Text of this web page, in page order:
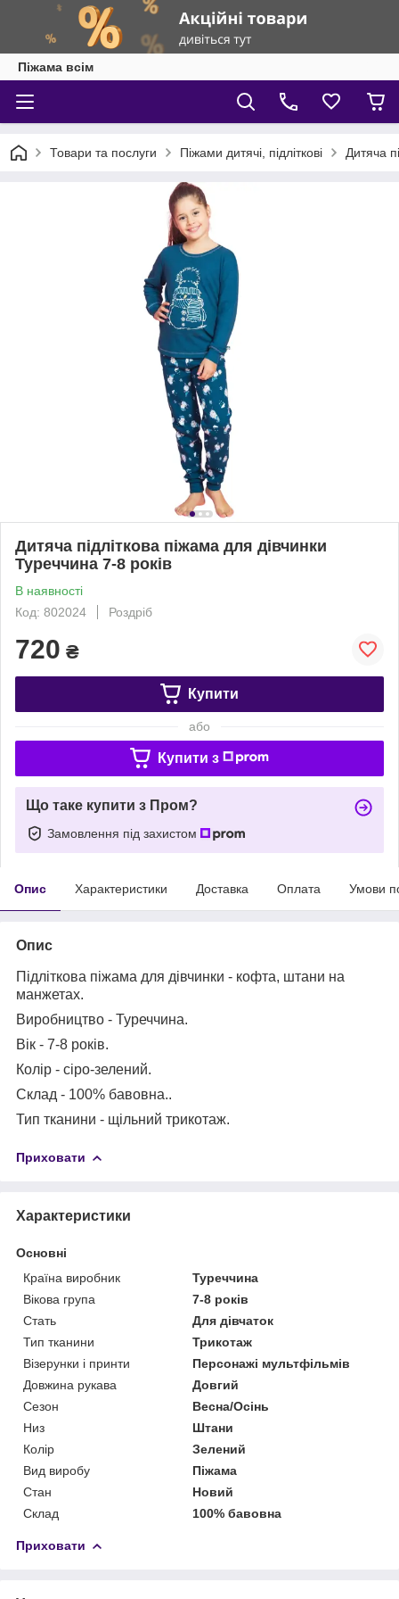
Піжама всім
Товари та послуги Піжами дитячі, підліткові Дитяча
Дитяча підліткова піжама для дівчинки
Туреччина 7-8 років
В наявності
Код: 802024
Роздріб
720 ₴
Купити
або
Купити з
Що таке купити з Пром?
Замовлення під захистом
Опис Характеристики Доставка Оплата Умови
Опис
Підліткова піжама для дівчинки - кофта, штани на
манжетах.
Виробництво - Туреччина.
Вік - 7-8 років.
Колір - сіро-зелений.
Склад - 100% бавовна..
Тип тканини - щільний трикотаж.
Приховати
Характеристики
Основні
Країна виробник
Туреччина
Вікова група
7-8 років
Стать
Для дівчаток
Тип тканини
Трикотаж
Візерунки і принти
Персонажі мультфільмів
Довжина рукава
Довгий
Сезон
Весна/Осінь
Низ
Штани
Колір
Зелений
Вид виробу
Піжама
Стан
Новий
Склад
100% бавовна
Приховати